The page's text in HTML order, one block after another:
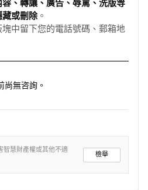
容、轉讓、廣告、辱罵、洗版等
藏或刪除。
中留下您的電話號碼、郵箱地
尚無咨詢。
智慧財產權或其他不適
檢舉